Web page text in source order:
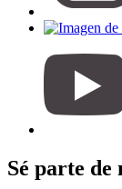
Sé parte de